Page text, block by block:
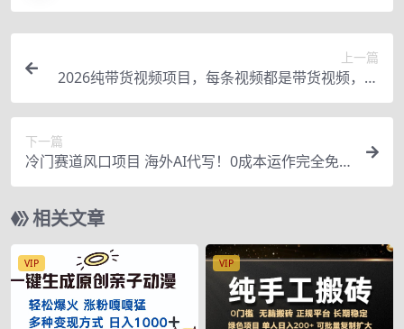
上一篇
2026纯带货视频项目，每条视频都是带货视频，新
手也能从0开单到持续变现
下一篇
冷门赛道风口项目 海外AI代写！0成本运作完全免
费！当天注册当天接单，接单接到手抽筋，无脑…
相关文章
VIP VIP